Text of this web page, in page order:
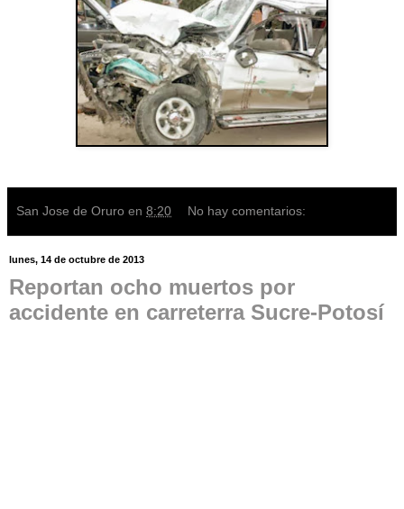
San Jose de Oruro en 8:20 No hay comentarios:
lunes, 14 de octubre de 2013
Reportan ocho muertos por
accidente en carreterra Sucre-Potosí